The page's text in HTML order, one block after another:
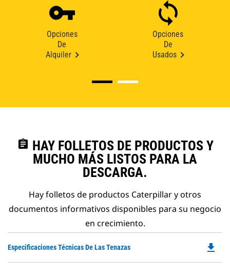
Opciones
De
Alquiler
Opciones
De
Usados
assignment HAY FOLLETOS DE PRODUCTOS Y
MUCHO MÁS LISTOS PARA LA
DESCARGA.
Hay folletos de productos Caterpillar y otros
documentos informativos disponibles para su negocio
en crecimiento.
Especificaciones Técnicas De Las Tenazas file_download